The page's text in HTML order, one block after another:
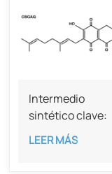
Intermedio
sintético clave:
CBGAQ CAS
2442482-70-2
LEER MÁS